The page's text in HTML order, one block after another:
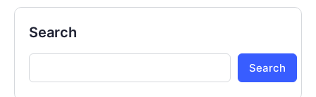
Search
Search